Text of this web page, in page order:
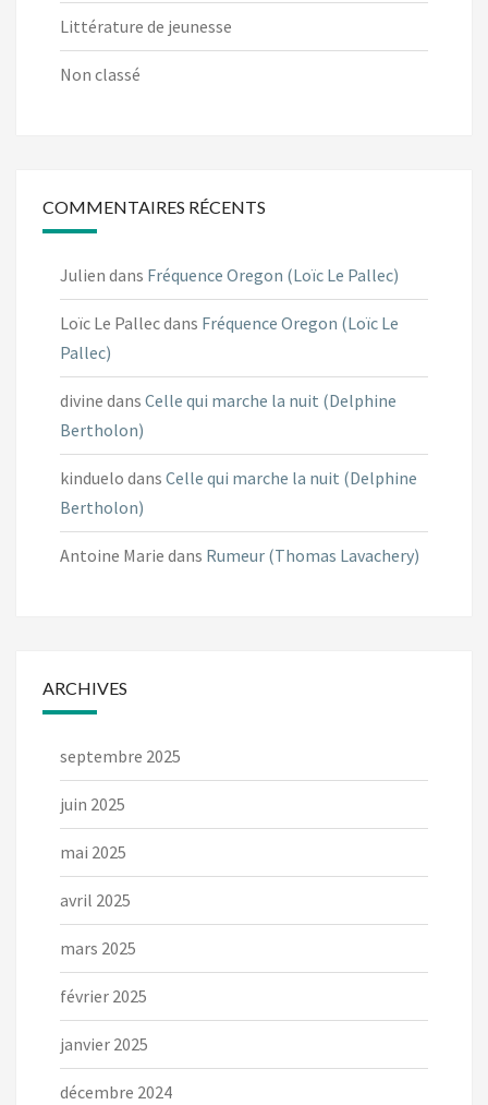
Littérature de jeunesse
Non classé
COMMENTAIRES RÉCENTS
Julien dans Fréquence Oregon (Loïc Le Pallec)
Loïc Le Pallecdans Fréquence Oregon (Loïc Le
Pallec)
divine dans Celle qui marche la nuit (Delphine
Bertholon)
kinduelo dans Celle qui marche la nuit (Delphine
Bertholon)
Antoine Marie dans Rumeur (Thomas Lavachery)
ARCHIVES
septembre 2025
juin 2025
mai 2025
avril 2025
mars 2025
février 2025
janvier 2025
décembre 2024